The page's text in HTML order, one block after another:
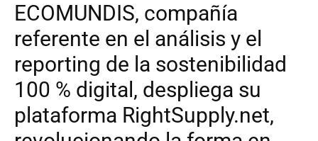
ECOMUNDIS, compañía
referente en el análisis y el
reporting de la sostenibilidad
100 % digital, despliega su
plataforma RightSupply.net,